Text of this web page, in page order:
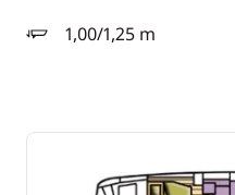
1,00/1,25 m
tirant d'eau